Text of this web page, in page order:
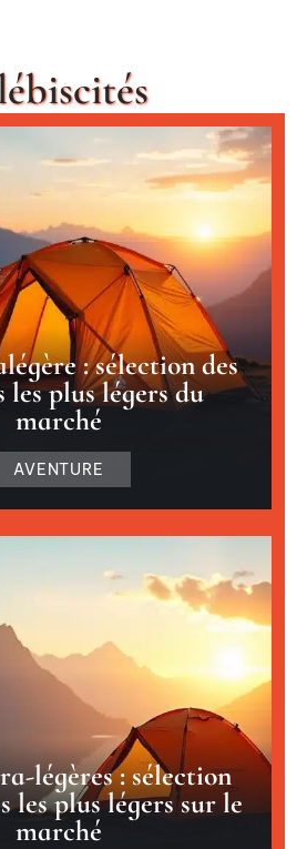
: sélection des
les plus légers du
marché
AVENTURE
légères : sélection
les plus légers sur le
marché